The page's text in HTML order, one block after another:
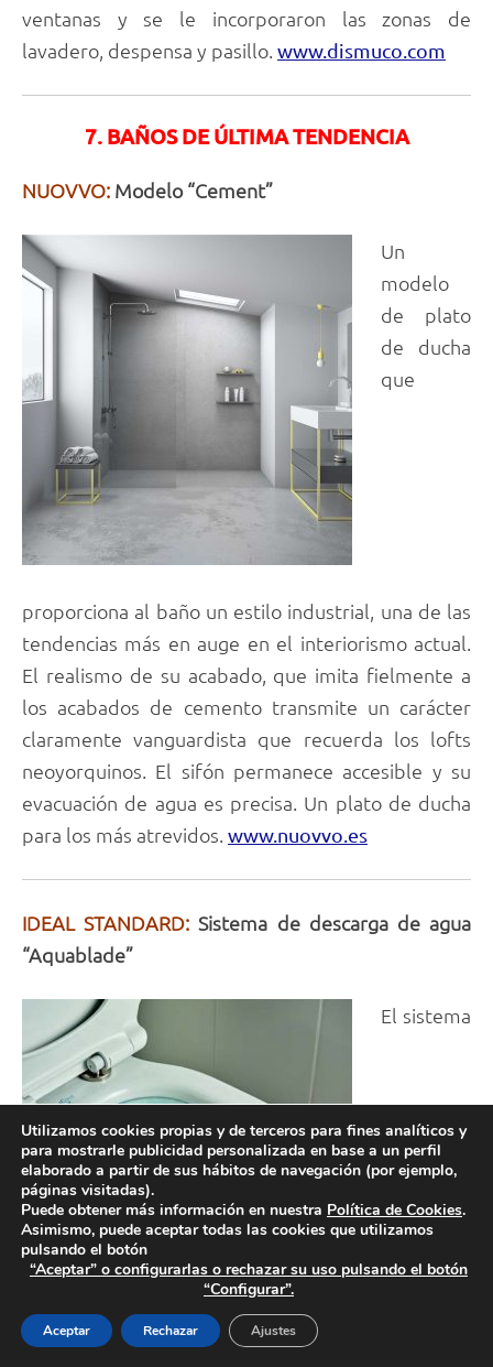
ventanas y se le incorporaron las zonas de
lavadero, despensa y pasillo. www.dismuco.com
7. BAÑOS DE ÚLTIMA TENDENCIA
NUOVVO: Modelo “Cement”
Un
modelo
de plato
de ducha
que
proporciona al baño un estilo industrial, una de las
tendencias más en auge en el interiorismo actual.
El realismo de su acabado, que imita fielmente a
los acabados de cemento transmite un carácter
claramente vanguardista que recuerda los lofts
neoyorquinos. El sifón permanece accesible y su
evacuación de agua es precisa. Un plato de ducha
para los más atrevidos. www.nuovvo.es
IDEAL STANDARD: Sistema de descarga de agua
“Aquablade”
El sistema
Utilizamos cookies propias y de terceros para fines analíticos y
para mostrarle publicidad personalizada en base a un perfil
elaborado a partir de sus hábitos de navegación (por ejemplo,
páginas visitadas).
Puede obtener más información en nuestra Política de Cookies.
Asimismo, puede aceptar todas las cookies que utilizamos
pulsando el botón
“Aceptar” o configurarlas o rechazar su uso pulsando el botón
“Configurar”.
Aceptar Rechazar Ajustes